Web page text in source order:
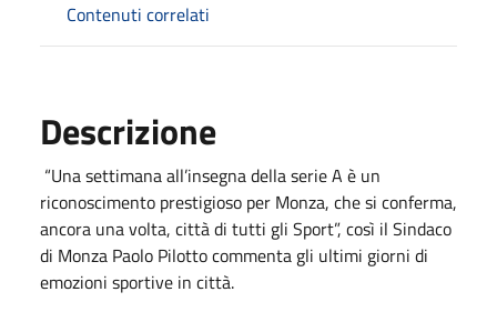
Contenuti correlati
Descrizione
“Una settimana all’insegna della serie A è un
riconoscimento prestigioso per Monza, che si conferma,
ancora una volta, città di tutti gli Sport”, così il Sindaco
di Monza Paolo Pilotto commenta gli ultimi giorni di
emozioni sportive in città.